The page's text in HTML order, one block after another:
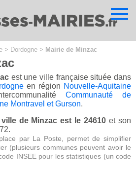
> Dordogne > Mairie de Minzac
est une ville française située dans
en région Nouvelle-Aquitaine
Communauté de
Montravel et Gurson.
de Minzac est le 24610 et son
par La Poste, permet de simplifier
(plusieurs communes peuvent avoir le
INSEE pour les statistiques (un code